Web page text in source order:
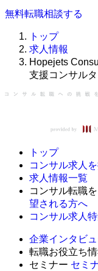
無料転職相談する
トップ
求人情報
Hopejets
支援コンサル
トップ
コンサル求人
求人情報一覧
コンサル転職
望される方へ
コンサル求人
企業インタビ
転職お役立ち
セミナー セミ